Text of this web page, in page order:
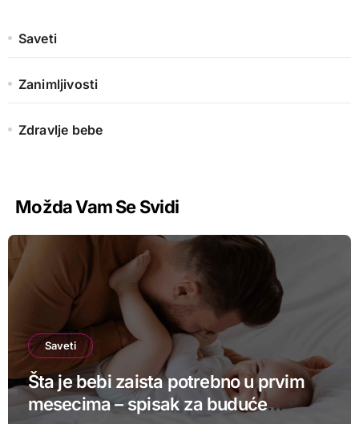
Saveti
Zanimljivosti
Zdravlje bebe
Možda Vam Se Svidi
Saveti
Šta je bebi zaista potrebno u prvim
mesecima – spisak za buduće